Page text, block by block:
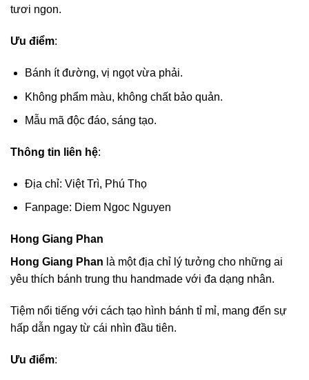
tươi ngon.
Ưu điểm:
Bánh ít đường, vị ngọt vừa phải.
Không phẩm màu, không chất bảo quản.
Mẫu mã độc đáo, sáng tạo.
Thông tin liên hệ:
Địa chỉ: Việt Trì, Phú Thọ
Fanpage: Diem Ngoc Nguyen
Hong Giang Phan
Hong Giang Phan là một địa chỉ lý tưởng cho những ai
yêu thích bánh trung thu handmade với đa dạng nhân.
Tiệm nổi tiếng với cách tạo hình bánh tỉ mỉ, mang đến sự
hấp dẫn ngay từ cái nhìn đầu tiên.
Ưu điểm: